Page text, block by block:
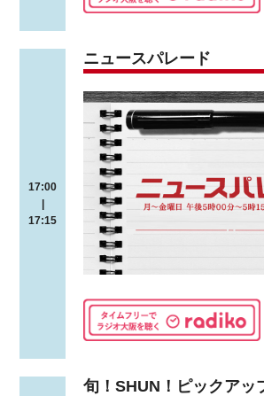
17:00
|
17:15
ニュースパレード
旬！SHUN！ピックアッ